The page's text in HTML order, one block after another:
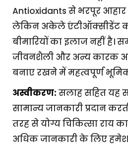
Antioxidants से भरपूर
लेकिन अकेले एंटीऑक्सीडेंट
बीमारियों का इलाज नहीं है।
जीवनशैली और अन्य कारक
बनाए रखने में महत्वपूर्ण
अस्वीकरण: सलाह सहित यह
सामान्य जानकारी प्रदान
तरह से योग्य चिकित्सा राय
अधिक जानकारी के लिए